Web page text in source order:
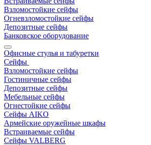
Взломостойкие сейфы
Огневзломостойкие сейфы
Депозитные сейфы
Банковское оборудование
Офисные стулья и табуретки
Сейфы
Взломостойкие сейфы
Гостиничные сейфы
Депозитные сейфы
Мебельные сейфы
Огнестойкие сейфы
Сейфы AIKO
Армейские оружейные шкафы
Встраиваемые сейфы
Сейфы VALBERG